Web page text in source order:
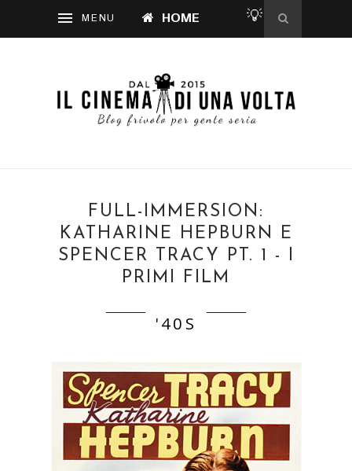
HOME 💡
FULL-IMMERSION:
KATHARINE HEPBURN E
SPENCER TRACY PT. 1 - I
PRIMI FILM
'40S